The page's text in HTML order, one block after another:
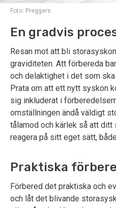
Foto: Preggers
En gradvis
Resan mot att bli
graviditeten. Att förbereda
och delaktighet i det som ska
Prata om att ett nytt syskon
sig inkluderat i
omställningen ändå väldigt
tålamod och kärlek så att ditt
reagera på sitt eget sätt,
Praktiska
Förbered det praktiska och
och låt det blivande